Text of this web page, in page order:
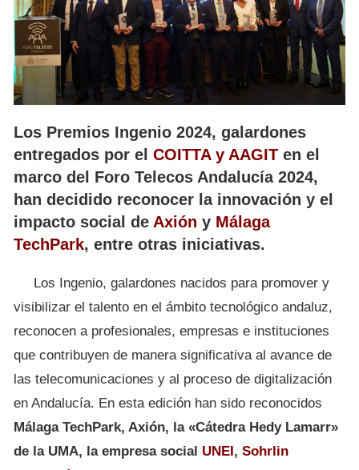
Los Premios Ingenio 2024, galardones
entregados por el COITTA y AAGIT en el
marco del Foro Telecos Andalucía 2024,
han decidido reconocer la innovación y el
impacto social de Axión y Málaga
TechPark, entre otras iniciativas.
Los Ingenio, galardones nacidos para promover y
visibilizar el talento en el ámbito tecnológico andaluz,
reconocen a profesionales, empresas e instituciones
que contribuyen de manera significativa al avance de
las telecomunicaciones y al proceso de digitalización
en Andalucía. En esta edición han sido reconocidos
Málaga TechPark, Axión, la «Cátedra Hedy Lamarr»
de la UMA, la empresa social UNEI, Sohrlin